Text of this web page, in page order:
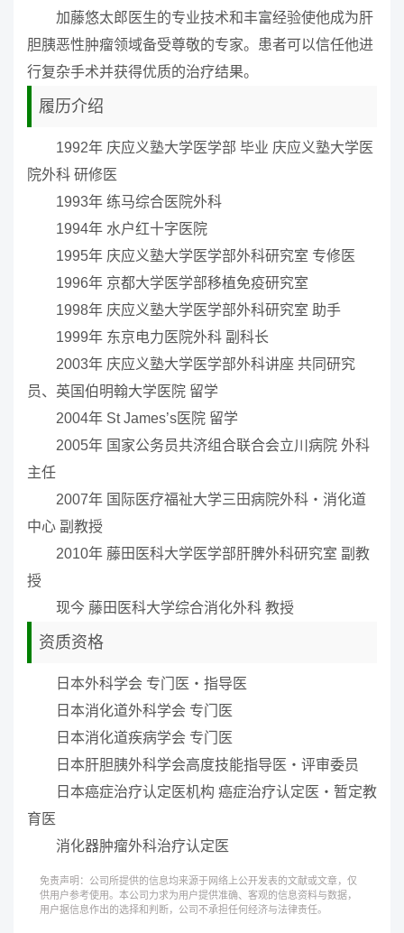
加藤悠太郎医生的专业技术和丰富经验使他成为肝
胆胰恶性肿瘤领域备受尊敬的专家。患者可以信任他进
行复杂手术并获得优质的治疗结果。
履历介绍
1992年 庆应义塾大学医学部 毕业 庆应义塾大学医
院外科 研修医
1993年 练马综合医院外科
1994年 水户红十字医院
1995年 庆应义塾大学医学部外科研究室 专修医
1996年 京都大学医学部移植免疫研究室
1998年 庆应义塾大学医学部外科研究室 助手
1999年 东京电力医院外科 副科长
2003年 庆应义塾大学医学部外科讲座 共同研究
员、英国伯明翰大学医院 留学
2004年 St James’s医院 留学
2005年 国家公务员共济组合联合会立川病院 外科
主任
2007年 国际医疗福祉大学三田病院外科・消化道
中心 副教授
2010年 藤田医科大学医学部肝脾外科研究室 副教
授
现今 藤田医科大学综合消化外科 教授
资质资格
日本外科学会 专门医・指导医
日本消化道外科学会 专门医
日本消化道疾病学会 专门医
日本肝胆胰外科学会高度技能指导医・评审委员
日本癌症治疗认定医机构 癌症治疗认定医・暂定教
育医
消化器肿瘤外科治疗认定医
免责声明：公司所提供的信息均来源于网络上公开发表的文献或文章，仅
供用户参考使用。本公司力求为用户提供准确、客观的信息资料与数据，
用户据信息作出的选择和判断，公司不承担任何经济与法律责任。